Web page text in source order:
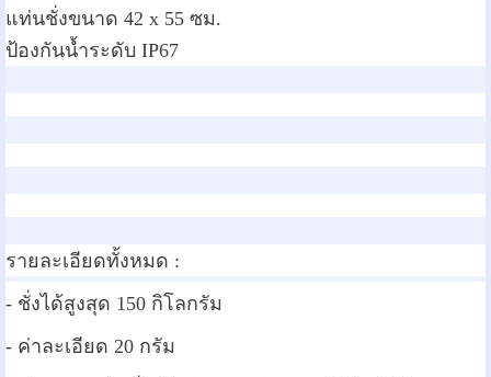
แท่นชั่งขนาด 42 x 55 ซม.
ป้องกันน้ำระดับ IP67
รายละเอียดทั้งหมด :
- ชั่งได้สูงสุด 150 กิโลกรัม
- ค่าละเอียด 20 กรัม